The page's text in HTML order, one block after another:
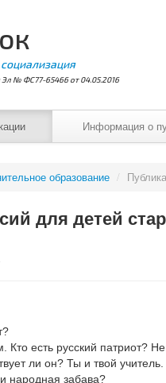
Эл № ФС77-65466 от 04.05.2016
Информация о
образование /
для детей
Кто есть русский патриот?
ли он? Ты и твой учитель.
народная забава?